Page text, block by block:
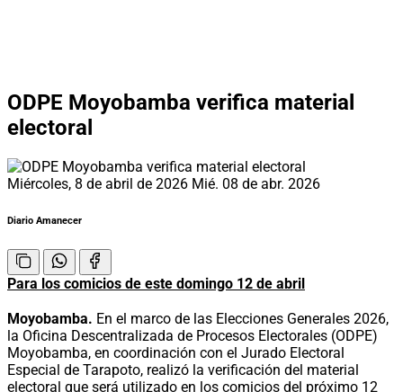
ODPE Moyobamba verifica material
electoral
Miércoles, 8 de abril de 2026 Mié. 08 de abr. 2026
Diario Amanecer
Para los comicios de este domingo 12 de abril
Moyobamba. En el marco de las Elecciones Generales 2026,
la Oficina Descentralizada de Procesos Electorales (ODPE)
Moyobamba, en coordinación con el Jurado Electoral
Especial de Tarapoto, realizó la verificación del material
electoral que será utilizado en los comicios del próximo 12